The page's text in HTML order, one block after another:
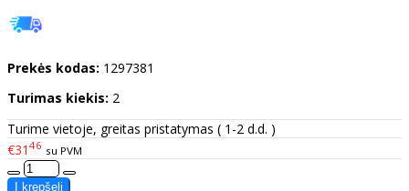
Prekės kodas: 1297381
Turimas kiekis: 2
Turime vietoje, greitas pristatymas ( 1-2 d.d. )
€31 46 su PVM